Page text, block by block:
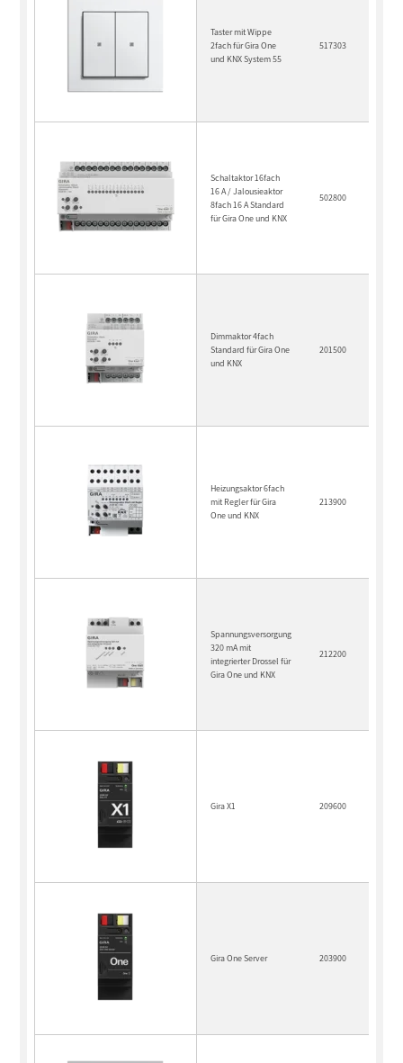
Taster mit Wippe
2fach für Gira One
und KNX System 55
517303
Schaltaktor 16fach
16 A / Jalousieaktor
8fach 16 A Standard
für Gira One und KNX
502800
Dimmaktor 4fach
Standard für Gira One
und KNX
201500
Heizungsaktor 6fach
mit Regler für Gira
One und KNX
213900
Spannungsversorgung
320 mA mit
integrierter Drossel für
Gira One und KNX
212200
Gira X1 209600
Gira One Server 203900